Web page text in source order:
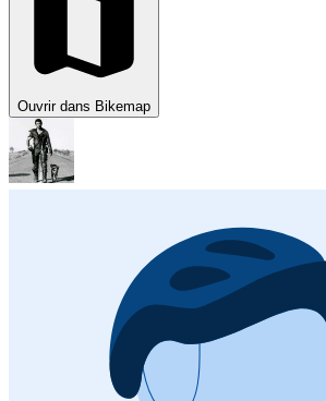
Ouvrir dans Bikemap